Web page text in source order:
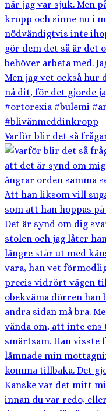
Varför blir det så